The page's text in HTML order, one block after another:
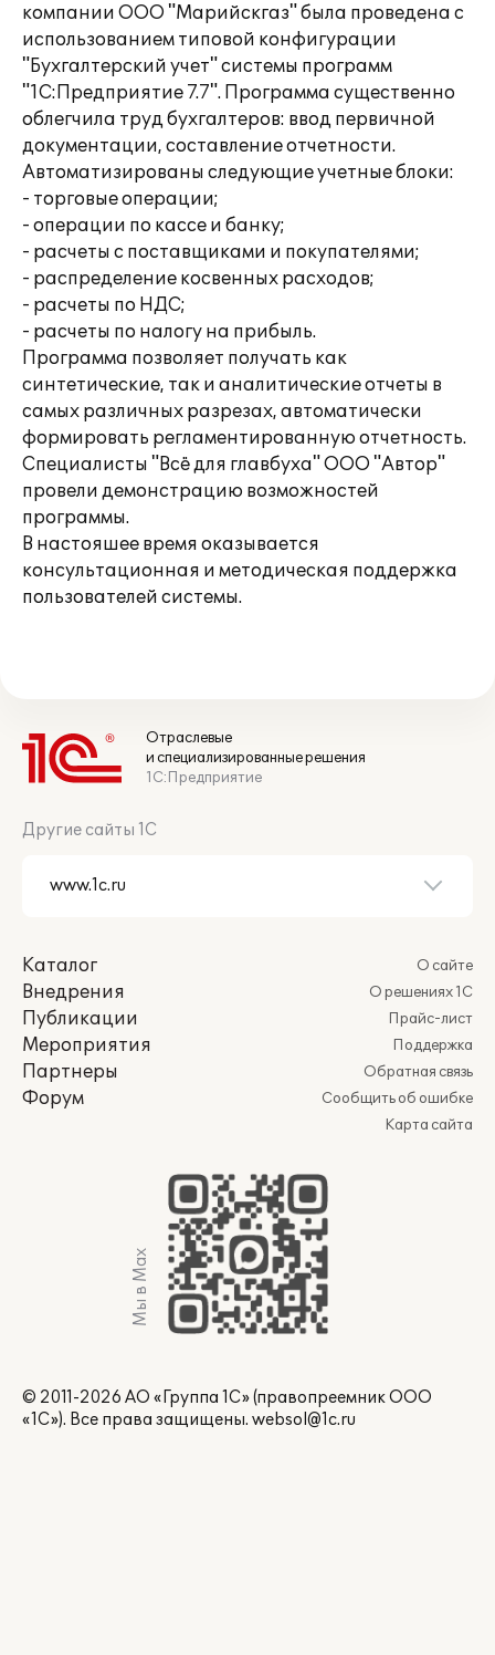
компании ООО "Марийскгаз" была проведена с
использованием типовой конфигурации
"Бухгалтерский учет" системы программ
"1С:Предприятие 7.7". Программа существенно
облегчила труд бухгалтеров: ввод первичной
документации, составление отчетности.
Автоматизированы следующие учетные блоки:
- торговые операции;
- операции по кассе и банку;
- расчеты с поставщиками и покупателями;
- распределение косвенных расходов;
- расчеты по НДС;
- расчеты по налогу на прибыль.
Программа позволяет получать как
синтетические, так и аналитические отчеты в
самых различных разрезах, автоматически
формировать регламентированную отчетность.
Специалисты "Всё для главбуха" ООО "Автор"
провели демонстрацию возможностей
программы.
В настояшее время оказывается
консультационная и методическая поддержка
пользователей системы.
Отраслевые
и специализированные решения
1С:Предприятие
Другие сайты 1С
Каталог
Внедрения
Публикации
Мероприятия
Партнеры
Форум
О сайте
О решениях 1С
Прайс-лист
Поддержка
Обратная связь
Сообщить об ошибке
Карта сайта
Мы в Max
© 2011-2026 АО «Группа 1С» (правопреемник ООО
«1С»). Все права защищены. websol@1c.ru